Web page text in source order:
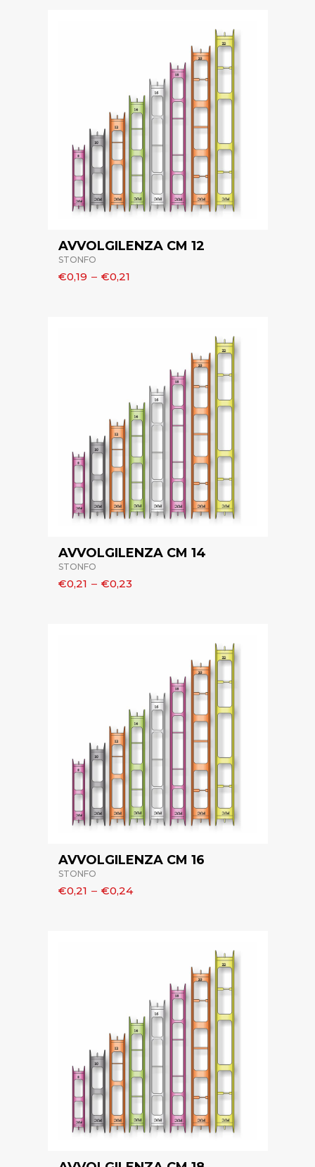
AVVOLGILENZA CM 12
STONFO
€0,19 – €0,21
AVVOLGILENZA CM 14
STONFO
€0,21 – €0,23
AVVOLGILENZA CM 16
STONFO
€0,21 – €0,24